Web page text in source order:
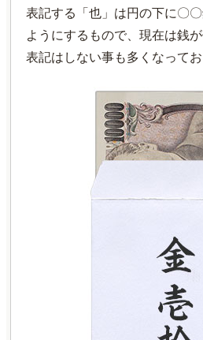
表記する「也」は円の下に〇
ようにするもので、現在は銭
表記はしない事も多くなってお